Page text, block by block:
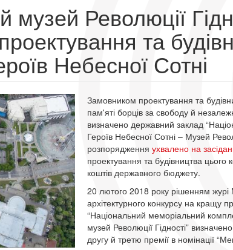
музей Революції
та
Небесної Сотні
Замовником проектування та
пам'яті борців за свободу й
визначено державний заклад
Героїв Небесної Сотні – Музей
розпорядження ухвалено на
проектування та будівництва цього
коштів державного бюджету.
20 лютого 2018 року рішенням журі
архітектурного конкурсу на кращу
“Національний меморіальний
музей Революції Гідності”
другу й третю премії в номінації